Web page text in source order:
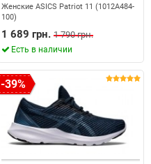
Женские ASICS Patriot 11 (1012A484-
100)
1 689 грн. 1 790 грн.
Есть в наличии
-39%